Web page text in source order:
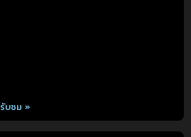
รับชม »